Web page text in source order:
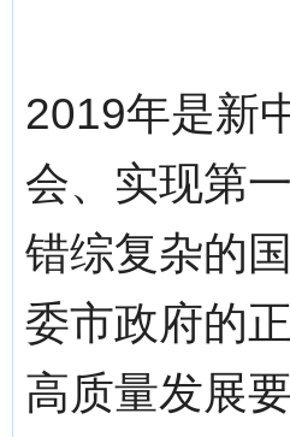
2019年是新
会、实现第
错综复杂的
委市政府的
高质量发展